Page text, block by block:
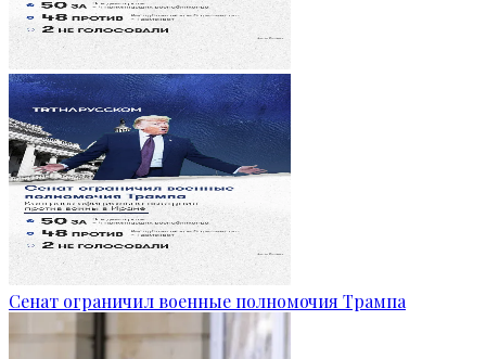
Сенат ограничил военные полномочия Трампа